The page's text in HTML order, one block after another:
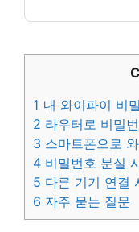
1 내 와이파이 비
2 라우터로 비밀
3 스마트폰으로
4 비밀번호 분실
5 다른 기기 연결
6 자주 묻는 질문